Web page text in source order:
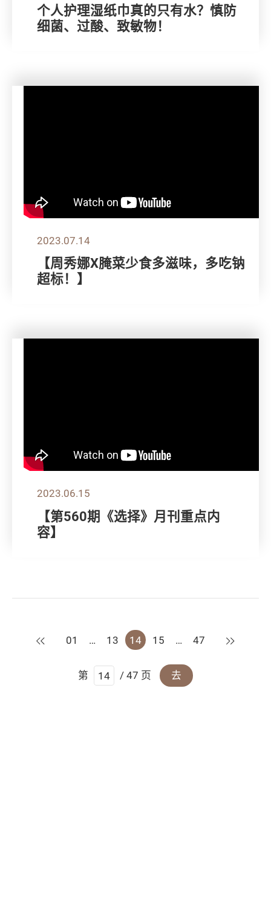
个人护理湿纸巾真的只有水？慎防
细菌、过酸、致敏物！
2023.07.14
【周秀娜X腌菜少食多滋味，多吃钠
超标！】
2023.06.15
【第560期《选择》月刊重点内
容】
上一页
01 … 13 14 15 … 47 下一页
第 / 47 页 去